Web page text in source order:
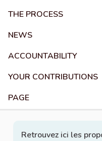
THE PROCESS
NEWS
ACCOUNTABILITY
YOUR CONTRIBUTIONS
PAGE
Retrouvez ici les